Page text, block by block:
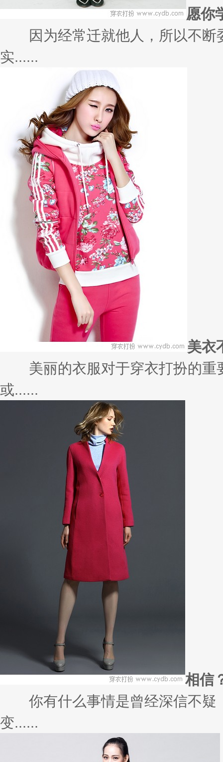
愿你
因为经常迁就他人，所以不断
实......
美衣
美丽的衣服对于穿衣打扮的重
或......
相信
你有什么事情是曾经深信不疑
变......